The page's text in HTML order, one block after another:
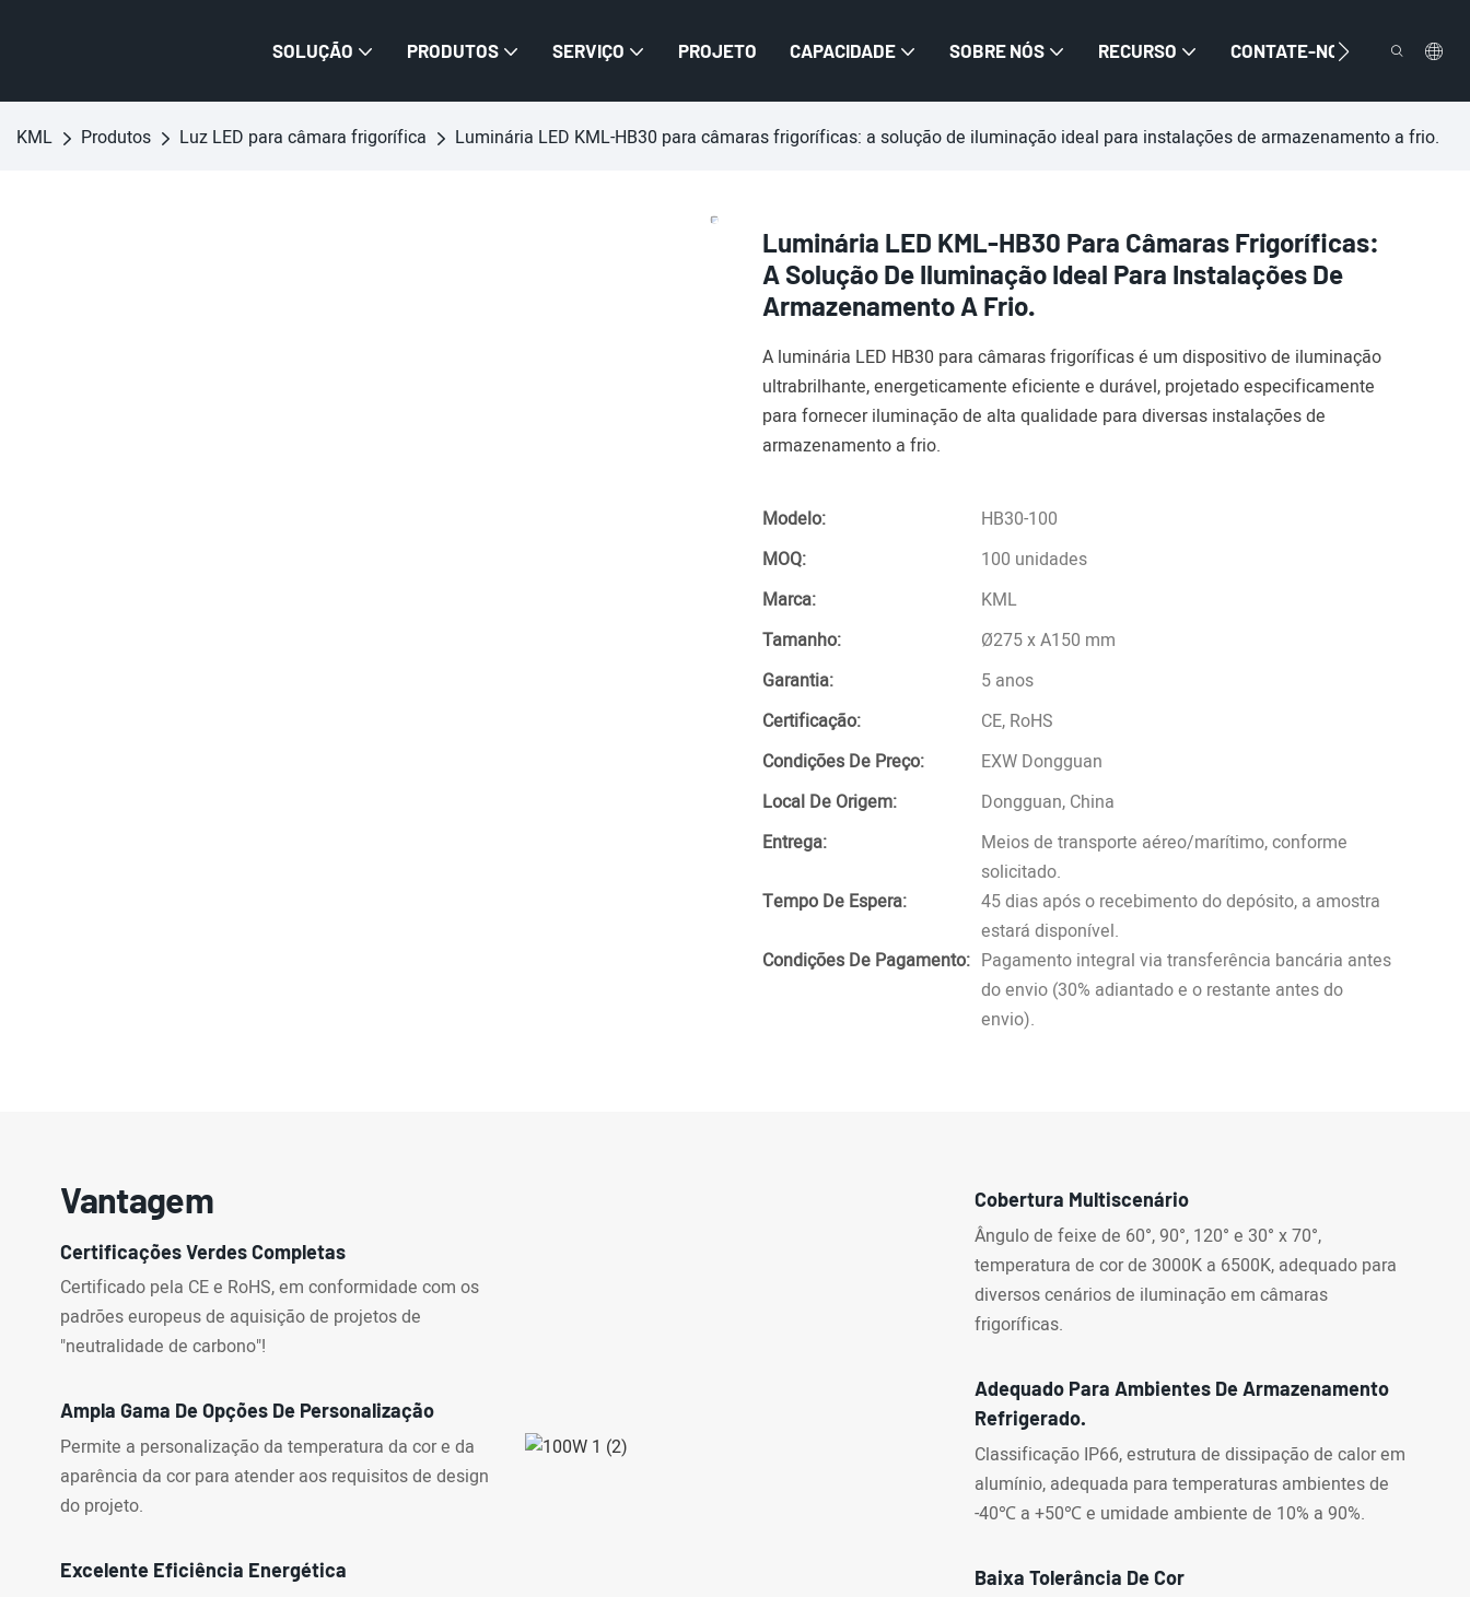
SOLUÇÃO PRODUTOS SERVIÇO PROJETO CAPACIDADE SOBRE NÓS RECURSO CONTATE-NOS
KML Produtos Luz LED para câmara frigorífica Luminária LED KML-HB30 para câmaras frigoríficas: a solução de iluminação ideal para instalações de armazenamento a frio.
Luminária LED KML-HB30 Para Câmaras Frigoríficas:
A Solução De Iluminação Ideal Para Instalações De
Armazenamento A Frio.
A luminária LED HB30 para câmaras frigoríficas é um dispositivo de iluminação
ultrabrilhante, energeticamente eficiente e durável, projetado especificamente
para fornecer iluminação de alta qualidade para diversas instalações de
armazenamento a frio.
Modelo:
HB30-100
MOQ:
100 unidades
Marca:
KML
Tamanho:
Ø275 x A150 mm
Garantia:
5 anos
Certificação:
CE, RoHS
Condições De Preço:
EXW Dongguan
Local De Origem:
Dongguan, China
Entrega:
Meios de transporte aéreo/marítimo, conforme
solicitado.
Tempo De Espera:
45 dias após o recebimento do depósito, a amostra
estará disponível.
Condições De Pagamento: Pagamento integral via transferência bancária antes
do envio (30% adiantado e o restante antes do
envio).
Vantagem
Certificações Verdes Completas
Certificado pela CE e RoHS, em conformidade com os
padrões europeus de aquisição de projetos de
"neutralidade de carbono"!
Ampla Gama De Opções De Personalização
Permite a personalização da temperatura da cor e da
aparência da cor para atender aos requisitos de design
do projeto.
Excelente Eficiência Energética
Cobertura Multiscenário
Ângulo de feixe de 60°, 90°, 120° e 30° x 70°,
temperatura de cor de 3000K a 6500K, adequado para
diversos cenários de iluminação em câmaras
frigoríficas.
Adequado Para Ambientes De Armazenamento
Refrigerado.
Classificação IP66, estrutura de dissipação de calor em
alumínio, adequada para temperaturas ambientes de
-40℃ a +50℃ e umidade ambiente de 10% a 90%.
Baixa Tolerância De Cor